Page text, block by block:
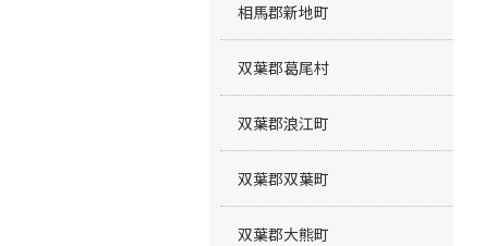
相馬郡新地町
双葉郡葛尾村
双葉郡浪江町
双葉郡双葉町
双葉郡大熊町